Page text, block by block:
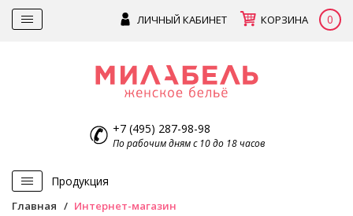
ЛИЧНЫЙ КАБИНЕТ КОРЗИНА 0
+7 (495) 287-98-98
По рабочим дням с 10 до 18 часов
Продукция
Главная Интернет-магазин